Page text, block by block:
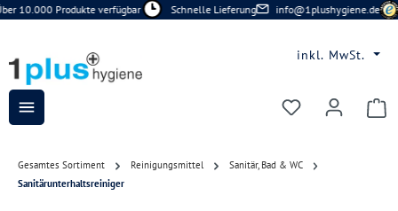
Zum Hauptinhalt springen
10.000 Produkte verfügbar Schnelle Lieferung info@1plushygiene.de
inkl. MwSt.
Du hast 0
Gesamtes Sortiment Reinigungsmittel
Sanitär, Bad & WC
Sanitärunterhaltsreiniger